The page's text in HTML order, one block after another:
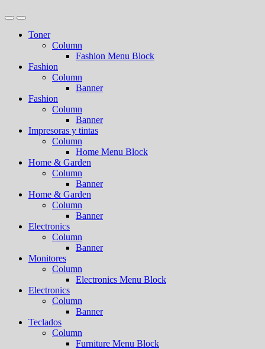
Toner
Column
Fashion Menu Block
Fashion
Column
Banner
Fashion
Column
Banner
Impresoras y tintas
Column
Home Menu Block
Home & Garden
Column
Banner
Home & Garden
Column
Banner
Electronics
Column
Banner
Monitores
Column
Electronics Menu Block
Electronics
Column
Banner
Teclados
Column
Furniture Menu Block